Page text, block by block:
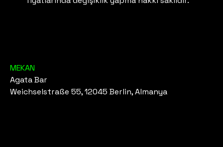
MEKAN
Agata Bar
Weichselstraße 55, 12045 Berlin, Almanya